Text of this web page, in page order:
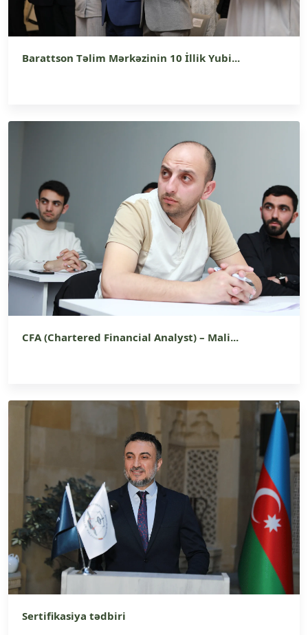
Barattson Təlim Mərkəzinin 10 İllik Yubi...
CFA (Chartered Financial Analyst) – Mali...
Sertifikasiya tədbiri